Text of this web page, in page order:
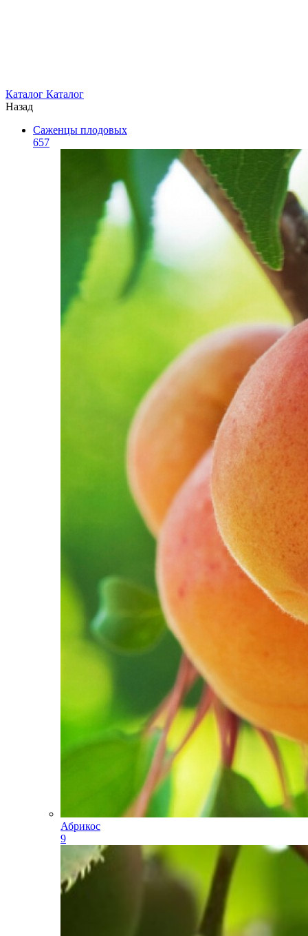
Каталог Каталог
Назад
Саженцы плодовых
657
Абрикос
9